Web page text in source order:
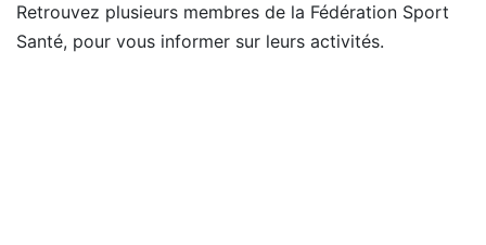
Retrouvez plusieurs membres de la Fédération Sport
Santé, pour vous informer sur leurs activités.